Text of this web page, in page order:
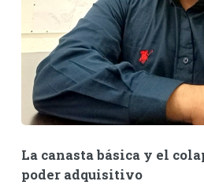
La canasta básica y el
poder adquisitivo